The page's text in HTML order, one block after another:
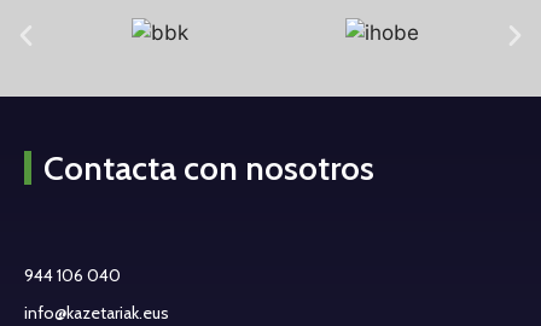
Contacta con nosotros
944 106 040
info@kazetariak.eus